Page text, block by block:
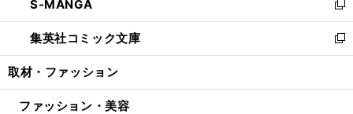
く
で
開
く
ド
ウ
で
開
ィ
ン
ド
ウ
開
い
ウ
ィ
ン
ウ
S-MANGA
新
し
い
ウ
ン
集英社コミック文庫
新
し
ウ
取材・ファッション
ファッション・美容